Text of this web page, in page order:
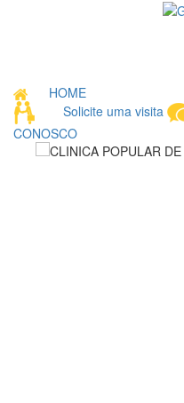
HOME
Solicite uma visita
CONOSCO